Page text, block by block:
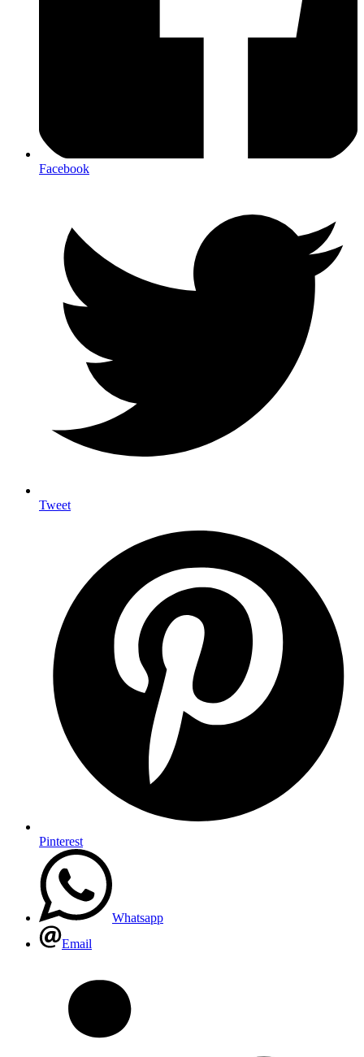
Facebook
Tweet
Pinterest
Whatsapp
Email